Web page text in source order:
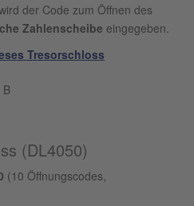
der Code zum Öffnen des
Zahlenscheibe eingegeben.
Tresorschloss
B
(DL4050)
(10 Öffnungscodes,